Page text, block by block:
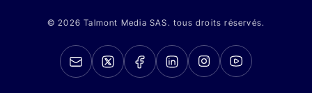
© 2026 Talmont Media SAS. tous droits réservés.